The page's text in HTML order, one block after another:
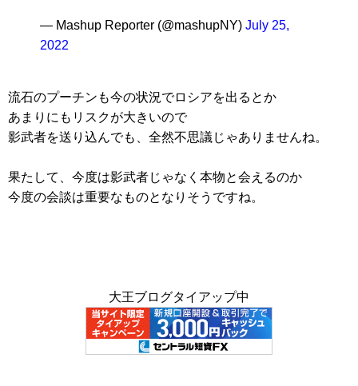
— Mashup Reporter (@mashupNY) July 25,
2022
流石のプーチンも今の状況でロシアを出るとか
あまりにもリスクが大きいので
影武者を送り込んでも、全然不思議じゃありませんね。
果たして、今度は影武者じゃなく本物と会えるのか
今度の会談は重要なものとなりそうですね。
大王ブログタイアップ中